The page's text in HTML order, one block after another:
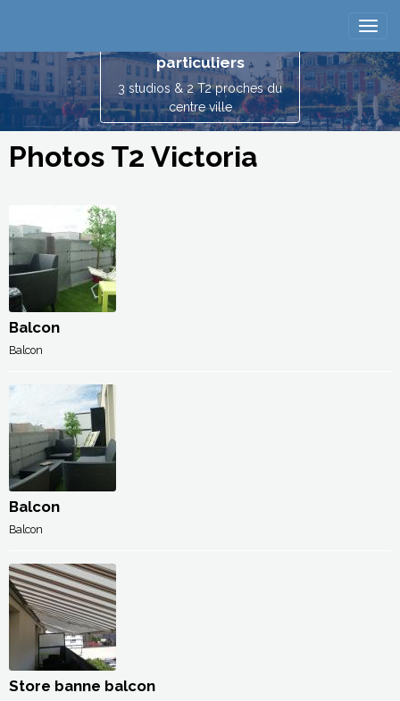
particuliers
3 studios & 2 T2 proches du
centre ville
Photos T2 Victoria
Balcon
Balcon
Balcon
Balcon
Store banne balcon